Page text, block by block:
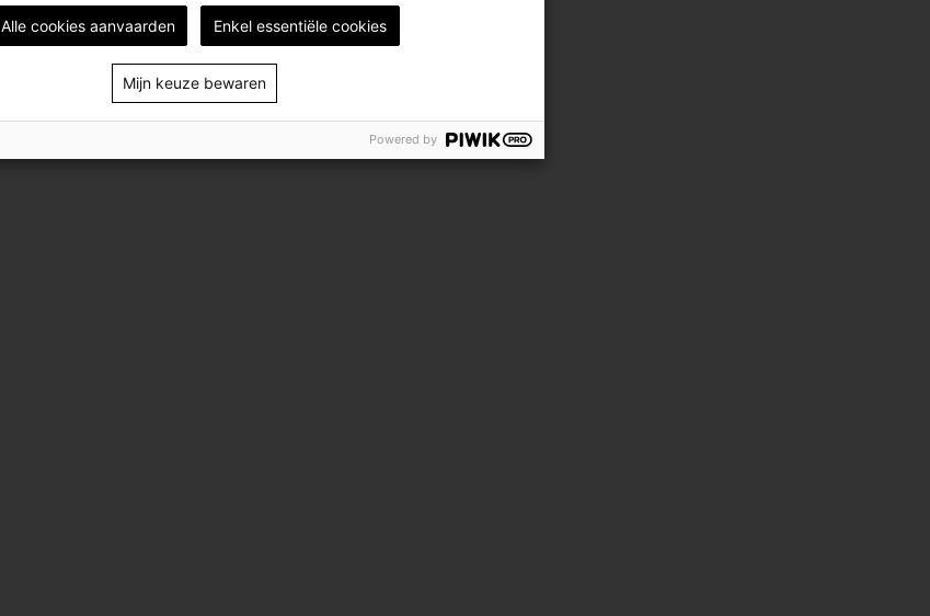
Alle cookies aanvaarden Enkel essentiële cookies
Mijn keuze bewaren
Powered by